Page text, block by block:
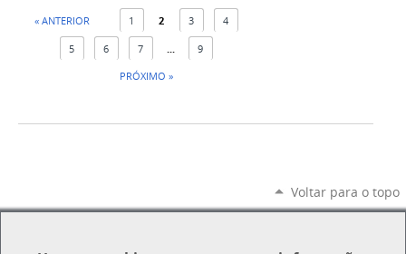
« ANTERIOR 1 2 3 4
5 6 7 ...
9
PRÓXIMO »
Voltar para o topo